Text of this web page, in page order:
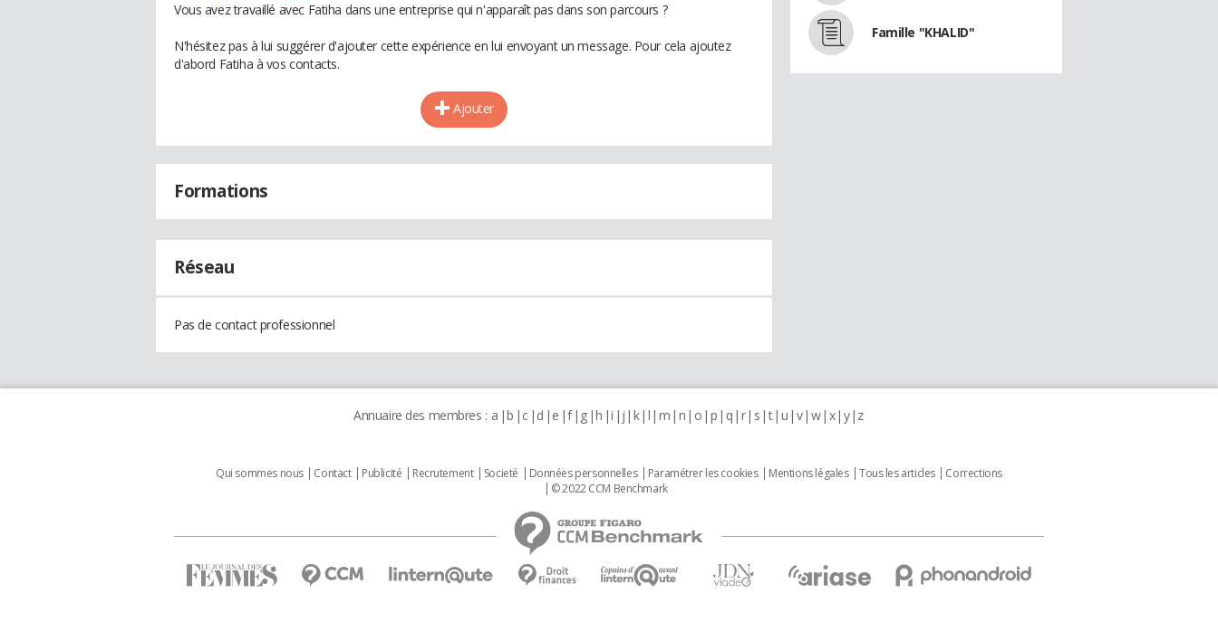
Vous avez travaillé avec Fatiha dans une entreprise qui n'apparaît pas dans son parcours ?
N'hésitez pas à lui suggérer d'ajouter cette expérience en lui envoyant un message. Pour cela ajoutez
d'abord Fatiha à vos contacts.
Ajouter
Formations
Réseau
Pas de contact professionnel
Famille "KHALID"
Annuaire des membres : a b c d e f g h i j k l m n o p q r s t u v w x y z
Qui sommes nous Contact Publicité Recrutement Societé Données personnelles Paramétrer les cookies Mentions légales Tous les articles
Corrections
© 2022 CCM Benchmark